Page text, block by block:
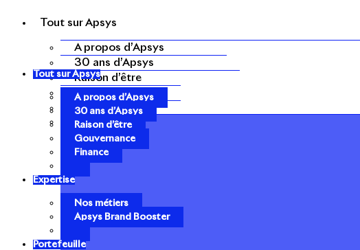
Tout sur Apsys
A propos d’Apsys
30 ans d’Apsys
Raison d’être
Gouvernance
Finance
Tout sur Apsys
A propos d’Apsys
30 ans d’Apsys
Raison d’être
Gouvernance
Finance
Expertise
Nos métiers
Apsys Brand Booster
Portefeuille